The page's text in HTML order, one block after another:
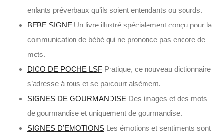
enfants préverbaux qu’ils soient entendants ou sourds.
BEBE SIGNE Un livre illustré spécialement conçu pour la
communication de bébé qui ne prononce pas encore de
mots.
DICO DE POCHE LSF Pratique, ce nouveau dictionnaire
s’adresse à tous et se parcourt aisément.
SIGNES DE GOURMANDISE Des images et des mots
de gourmandise et uniquement de gourmandise.
SIGNES D’EMOTIONS Les émotions et sentiments sont